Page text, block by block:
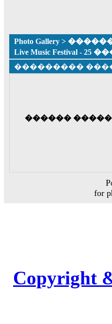
Photo Gallery >
Live Music Festival - 25
���������
������
for
Copyright